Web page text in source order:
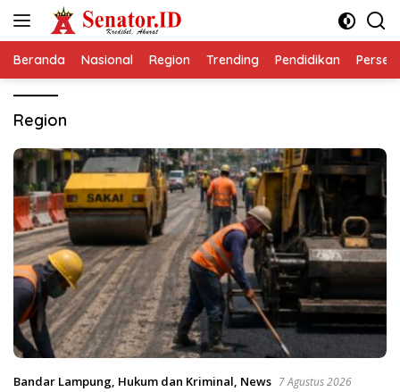
Beranda Nasional Region Trending Pendidikan
Region
Bandar Lampung, Hukum dan Kriminal, News 7 Agustus 2026